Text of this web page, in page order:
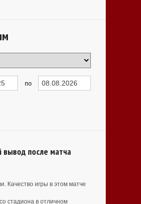
по
вывод после матча
Качество игры в этом матче
стадиона в отличном